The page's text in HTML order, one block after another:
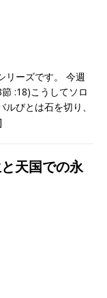
リーズです。 今週
:18)こうしてソロ
びとは石を切り、
天国での永